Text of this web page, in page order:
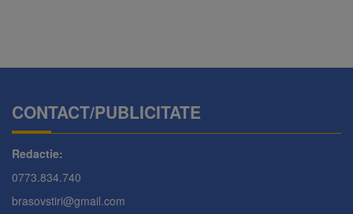
CONTACT/PUBLICITATE
Redactie:
0773.834.740
brasovstiri@gmail.com